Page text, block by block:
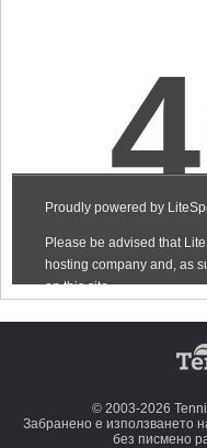
© 2003-2026
Забранено е използването
без писмено